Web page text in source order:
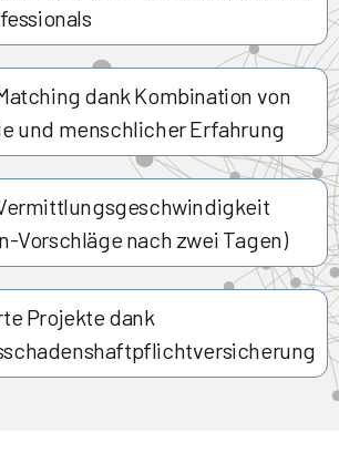
dank Kombination von
und menschlicher Erfahrung
Vorschläge nach zwei Tagen)
Projekte dank